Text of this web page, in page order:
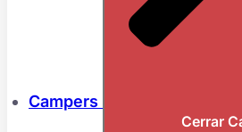
Campers
Cerrar